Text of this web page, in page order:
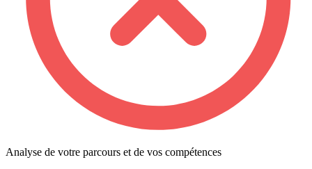
Analyse de votre parcours et de vos compétences